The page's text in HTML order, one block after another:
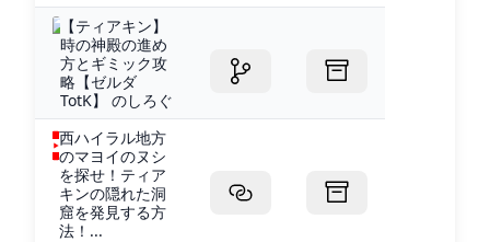
【ティアキン】
時の神殿の進め
方とギミック攻
略【ゼルダ
TotK】 のしろぐ
西ハイラル地方
のマヨイのヌシ
を探せ！ティア
キンの隠れた洞
窟を発見する方
法！...